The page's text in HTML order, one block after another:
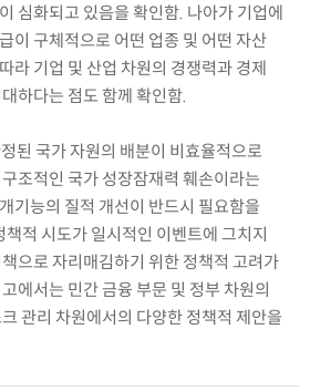
심화되고 있음을 확인함. 나아가 기업에
이 구체적으로 어떤 업종 및 어떤 자산
라 기업 및 산업 차원의 경쟁력과 경제
하다는 점도 함께 확인함.
된 국가 자원의 배분이 비효율적으로
조적인 국가 성장잠재력 훼손이라는
기능의 질적 개선이 반드시 필요함을
적 시도가 일시적인 이벤트에 그치지
으로 자리매김하기 위한 정책적 고려가
에서는 민간 금융 부문 및 정부 차원의
관리 차원에서의 다양한 정책적 제안을